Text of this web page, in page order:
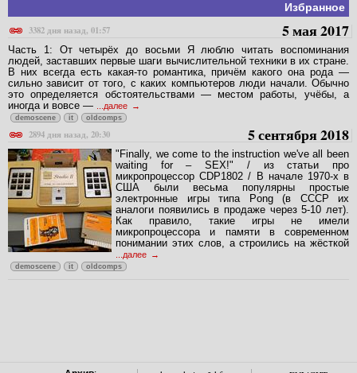
Избранное
3382 дня назад, 01:57
5 мая 2017
Часть 1: От четырёх до восьми Я люблю читать воспоминания
людей, заставших первые шаги вычислительной техники в их стране.
В них всегда есть какая-то романтика, причём какого она рода —
сильно зависит от того, с каких компьютеров люди начали. Обычно
это определяется обстоятельствами — местом работы, учёбы, а
иногда и вовсе —
...далее
demoscene it oldcomps
2894 дня назад, 20:30 5 сентября 2018
"Finally, we come to the instruction we've all been
waiting for – SEX!" / из статьи про
микропроцессор CDP1802 / В начале 1970-х в
США были весьма популярны простые
электронные игры типа Pong (в СССР их
аналоги появились в продаже через 5-10 лет).
Как правило, такие игры не имели
микропроцессора и памяти в современном
понимании этих слов, а строились на жёсткой
...далее
demoscene it oldcomps